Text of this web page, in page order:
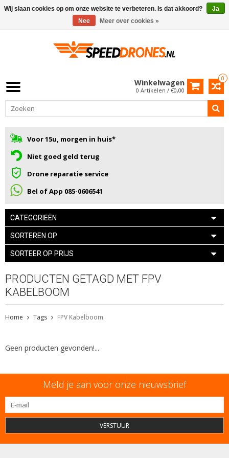
0
Winkelwagen
0 Artikelen / €0,00
Voor 15u, morgen in huis*
Niet goed geld terug
Drone reparatie service
Bel of App 085-0606541
CATEGORIEËN
SORTEREN OP
SORTEER OP PRIJS
PRODUCTEN GETAGD MET FPV
KABELBOOM
Home Tags FPV Kabelboom
Geen producten gevonden!...
Meld je aan voor onze nieuwsbrief
VERSTUUR
Wij slaan cookies op om onze website te verbeteren. Is dat akkoord?
Ja
Nee
Meer over cookies »